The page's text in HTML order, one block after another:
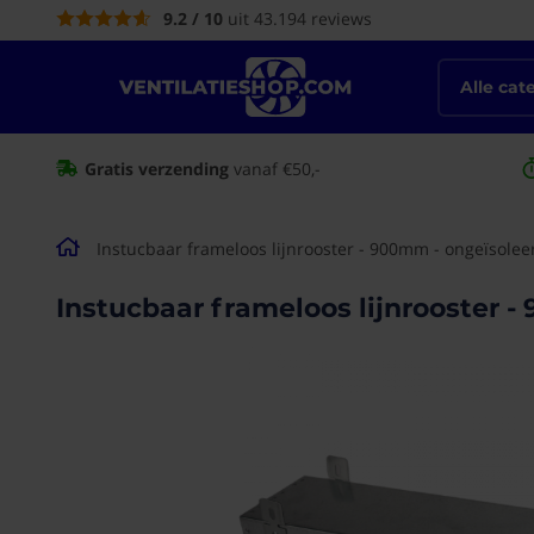
inhoud
9.2 / 10 uit 43.194 reviews
Alle
Gratis verzending vanaf €50,-
Instucbaar frameloos lijnrooster - 900mm -
Instucbaar frameloos lijnrooster -
Ga naar het